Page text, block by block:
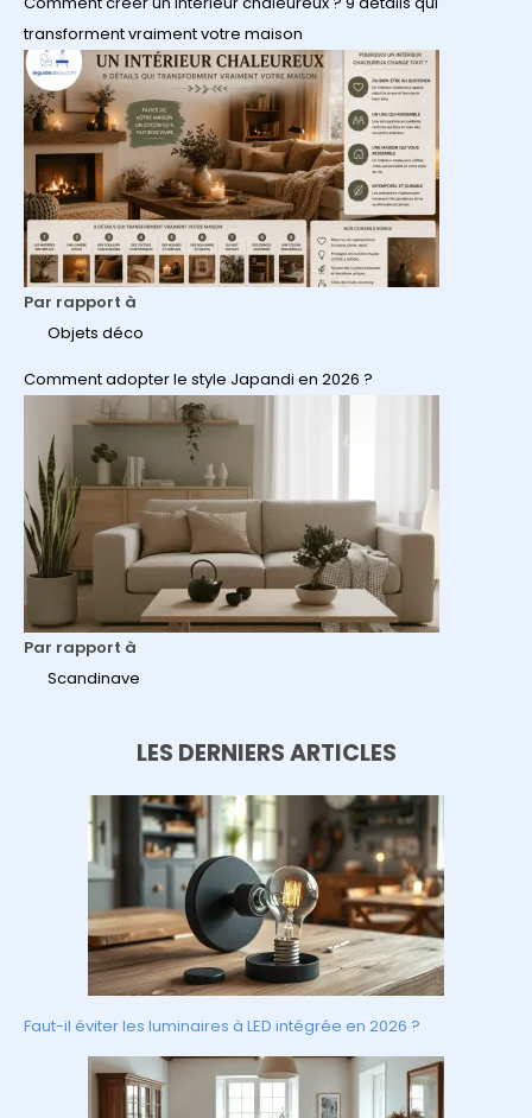
transforment vraiment votre maison
Par rapport à
Objets déco
Comment adopter le style Japandi en 2026 ?
Par rapport à
Scandinave
LES DERNIERS ARTICLES
Faut-il éviter les luminaires à LED intégrée en 2026 ?